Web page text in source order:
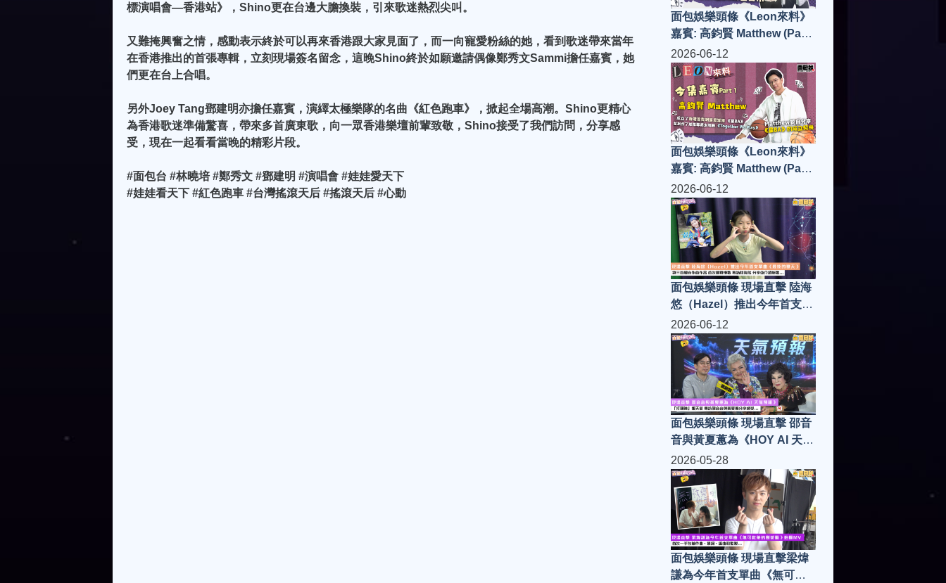
標演唱會—香港站》，Shino更在台邊大膽換裝，引來歌迷熱烈尖叫。
又難掩興奮之情，感動表示終於可以再來香港跟大家見面了，而一向寵愛粉絲的她，看到歌迷帶來當年
在香港推出的首張專輯，立刻現場簽名留念，這晚Shino終於如願邀請偶像鄭秀文Sammi擔任嘉賓，她
們更在台上合唱。
另外Joey Tang鄧建明亦擔任嘉賓，演繹太極樂隊的名曲《紅色跑車》，掀起全場高潮。Shino更精心
為香港歌迷準備驚喜，帶來多首廣東歌，向一眾香港樂壇前輩致敬，Shino接受了我們訪問，分享感
受，現在一起看看當晚的精彩片段。
#面包台 #林曉培 #鄭秀文 #鄧建明 #演唱會 #娃娃愛天下
#娃娃看天下 #紅色跑車 #台灣搖滾天后 #搖滾天后 #心動
面包娛樂頭條《Leon來料》
嘉賓: 高鈞賢 Matthew (Part
2)
2026-06-12
面包娛樂頭條《Leon來料》
嘉賓: 高鈞賢 Matthew (Part
1)
2026-06-12
面包娛樂頭條 現場直擊 陸海
悠（Hazel）推出今年首支單
曲《最後的夏天》 第三首親
自作曲作品 首次挑戰慢歌 專
訪陸海悠 分享並介紹新歌...
2026-06-12
面包娛樂頭條 現場直擊 邵音
音與黃夏蕙為《HOY AI 天氣
預報》 「打頭陣」報天氣 專
訪邵音音與黃夏蕙分享感受...
2026-05-28
面包娛樂頭條 現場直擊梁煒
謙為今年首支單曲《無可救